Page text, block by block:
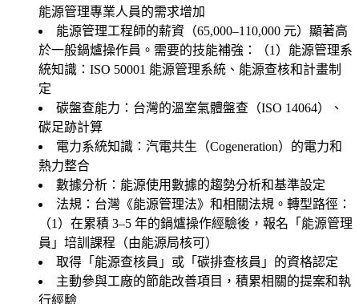
能源管理專業人員的需求增加
能源管理工程師的薪資（65,000–110,000 元）顯著高
於一般鍋爐操作員。需要的技能補強：（1） 能源管理系
統知識 ：ISO 50001 能源管理系統、能源查核和計畫制
定
碳盤查能力 ：台灣的溫室氣體盤查（ISO 14064）、
碳足跡計算
電力系統知識 ：汽電共生（Cogeneration）的電力和
熱力整合
數據分析 ：能源使用數據的趨勢分析和基準設定
法規 ：台灣《能源管理法》和相關法規。轉型路徑：
（1）在累積 3–5 年的鍋爐操作經驗後，報名「能源管理
員」培訓課程（由能源局核可）
取得「能源查核員」或「碳排查核員」的資格認定
主動參與工廠的節能改善項目，積累相關的提案和執
行經驗